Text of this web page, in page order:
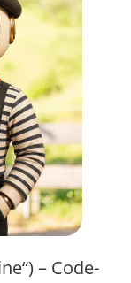
– Code-